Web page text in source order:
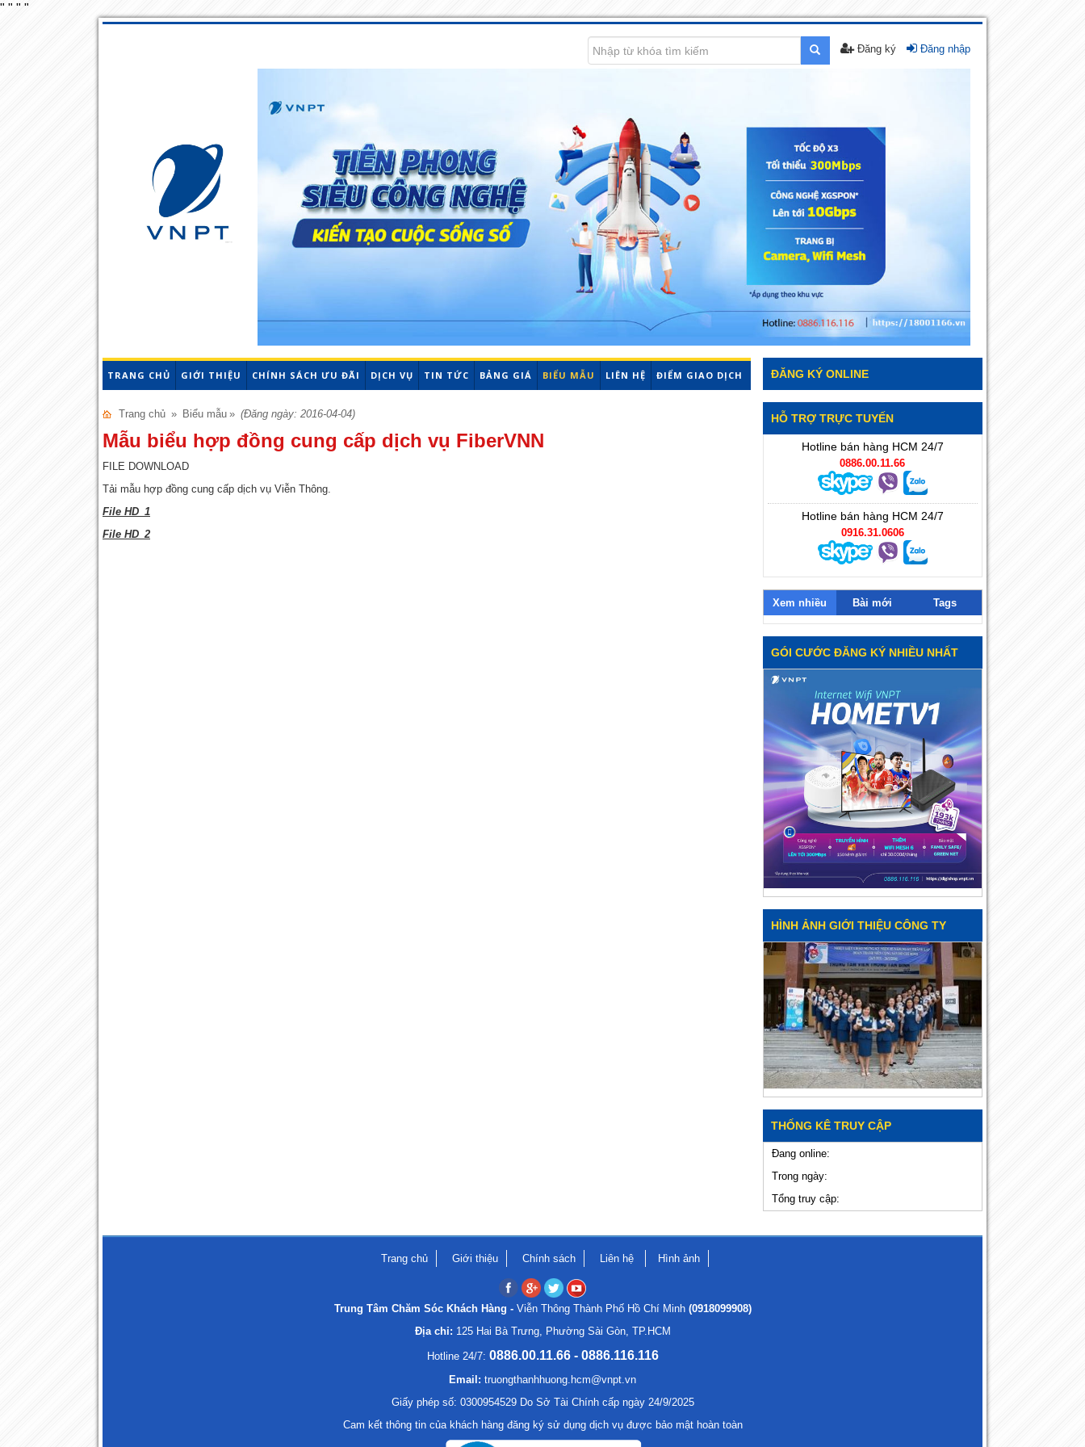
" " " "
Đăng ký Đăng nhập
TRANG CHỦ GIỚI THIỆU CHÍNH SÁCH ƯU ĐÃI DỊCH VỤ TIN TỨC BẢNG GIÁ BIỂU MẪU LIÊN HỆ ĐIỂM GIAO DỊCH
Trang chủ » Biểu mẫu » (Đăng ngày: 2016-04-04)
Mẫu biểu hợp đồng cung cấp dịch vụ FiberVNN
FILE DOWNLOAD
Tải mẫu hợp đồng cung cấp dịch vụ Viễn Thông.
File HD_1
File HD_2
ĐĂNG KÝ ONLINE
HỖ TRỢ TRỰC TUYẾN
Hotline bán hàng HCM 24/7
0886.00.11.66
Hotline bán hàng HCM 24/7
0916.31.0606
Xem nhiều Bài mới Tags
GÓI CƯỚC ĐĂNG KÝ NHIỀU NHẤT
HÌNH ẢNH GIỚI THIỆU CÔNG TY
THỐNG KÊ TRUY CẬP
Đang online:
Trong ngày:
Tổng truy cập:
Trang chủ Giới thiệu Chính sách Liên hệ Hình ảnh
Trung Tâm Chăm Sóc Khách Hàng - Viễn Thông Thành Phố Hồ Chí Minh(0918099908)
Địa chỉ: 125 Hai Bà Trưng, Phường Sài Gòn, TP.HCM
Hotline 24/7: 0886.00.11.66 - 0886.116.116
Email: truongthanhhuong.hcm@vnpt.vn
Giấy phép số: 0300954529 Do Sở Tài Chính cấp ngày 24/9/2025
Cam kết thông tin của khách hàng đăng ký sử dụng dịch vụ được bảo mật hoàn toàn